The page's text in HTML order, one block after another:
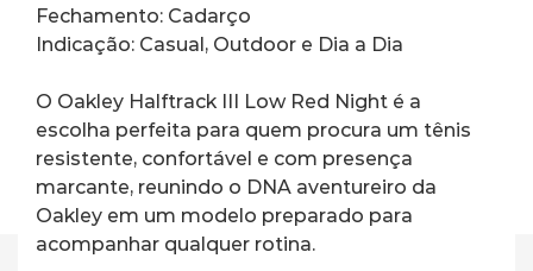
Fechamento: Cadarço
Indicação: Casual, Outdoor e Dia a Dia
O Oakley Halftrack III Low Red Night é a
escolha perfeita para quem procura um tênis
resistente, confortável e com presença
marcante, reunindo o DNA aventureiro da
Oakley em um modelo preparado para
acompanhar qualquer rotina.